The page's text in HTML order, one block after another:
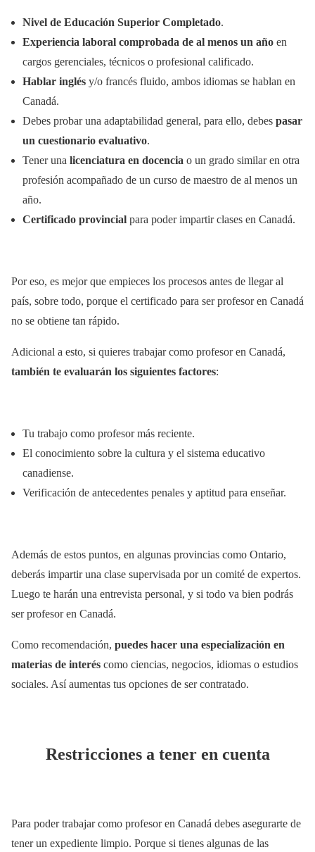
Nivel de Educación Superior Completado.
Experiencia laboral comprobada de al menos un año en
cargos gerenciales, técnicos o profesional calificado.
Hablar inglés y/o francés fluido, ambos idiomas se hablan en
Canadá.
Debes probar una adaptabilidad general, para ello, debes pasar
un cuestionario evaluativo.
Tener una licenciatura en docencia o un grado similar en otra
profesión acompañado de un curso de maestro de al menos un
año.
Certificado provincial para poder impartir clases en Canadá.
Por eso, es mejor que empieces los procesos antes de llegar al
país, sobre todo, porque el certificado para ser profesor en Canadá
no se obtiene tan rápido.
Adicional a esto, si quieres trabajar como profesor en Canadá,
también te evaluarán los siguientes factores:
Tu trabajo como profesor más reciente.
El conocimiento sobre la cultura y el sistema educativo
canadiense.
Verificación de antecedentes penales y aptitud para enseñar.
Además de estos puntos, en algunas provincias como Ontario,
deberás impartir una clase supervisada por un comité de expertos.
Luego te harán una entrevista personal, y si todo va bien podrás
ser profesor en Canadá.
Como recomendación, puedes hacer una especialización en
materias de interés como ciencias, negocios, idiomas o estudios
sociales. Así aumentas tus opciones de ser contratado.
Restricciones a tener en cuenta
Para poder trabajar como profesor en Canadá debes asegurarte de
tener un expediente limpio. Porque si tienes algunas de las